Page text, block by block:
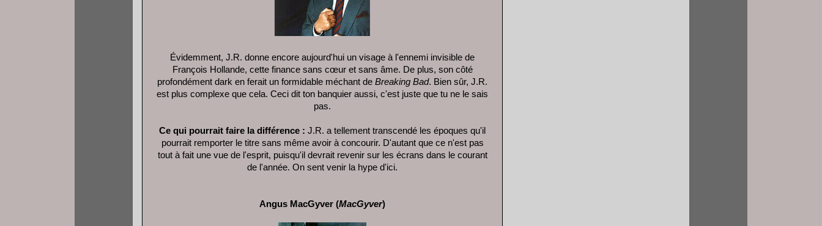
Évidemment, J.R. donne encore aujourd'hui un visage à l'ennemi invisible de
François Hollande, cette finance sans cœur et sans âme. De plus, son côté
profondément dark en ferait un formidable méchant de Breaking Bad. Bien sûr, J.R.
est plus complexe que cela. Ceci dit ton banquier aussi, c'est juste que tu ne le sais
pas.
Ce qui pourrait faire la différence : J.R. a tellement transcendé les époques qu'il
pourrait remporter le titre sans même avoir à concourir. D'autant que ce n'est pas
tout à fait une vue de l'esprit, puisqu'il devrait revenir sur les écrans dans le courant
de l'année. On sent venir la hype d'ici.
Angus MacGyver (MacGyver)